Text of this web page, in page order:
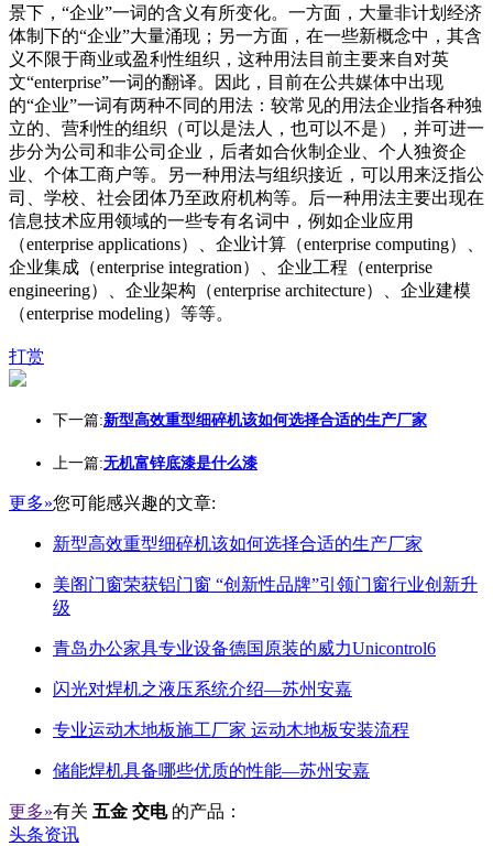
景下，“企业”一词的含义有所变化。一方面，大量非计划经济
体制下的“企业”大量涌现；另一方面，在一些新概念中，其含
义不限于商业或盈利性组织，这种用法目前主要来自对英
文“enterprise”一词的翻译。因此，目前在公共媒体中出现
的“企业”一词有两种不同的用法：较常见的用法企业指各种独
立的、营利性的组织（可以是法人，也可以不是），并可进一
步分为公司和非公司企业，后者如合伙制企业、个人独资企
业、个体工商户等。另一种用法与组织接近，可以用来泛指公
司、学校、社会团体乃至政府机构等。后一种用法主要出现在
信息技术应用领域的一些专有名词中，例如企业应用
（enterprise applications）、企业计算（enterprise computing）、
企业集成（enterprise integration）、企业工程（enterprise
engineering）、企业架构（enterprise architecture）、企业建模
（enterprise modeling）等等。
打赏
下一篇:新型高效重型细碎机该如何选择合适的生产厂家
上一篇:无机富锌底漆是什么漆
更多»您可能感兴趣的文章:
新型高效重型细碎机该如何选择合适的生产厂家
美阁门窗荣获铝门窗 “创新性品牌”引领门窗行业创新升
级
青岛办公家具专业设备德国原装的威力Unicontrol6
闪光对焊机之液压系统介绍—苏州安嘉
专业运动木地板施工厂家 运动木地板安装流程
储能焊机具备哪些优质的性能—苏州安嘉
更多»有关 五金 交电 的产品：
头条资讯